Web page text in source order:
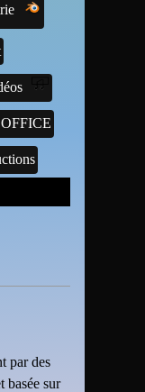
par des
basée sur